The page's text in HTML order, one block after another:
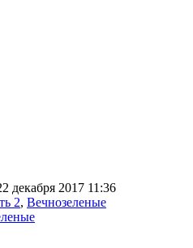
декабря 2017 11:36
2, Вечнозеленые